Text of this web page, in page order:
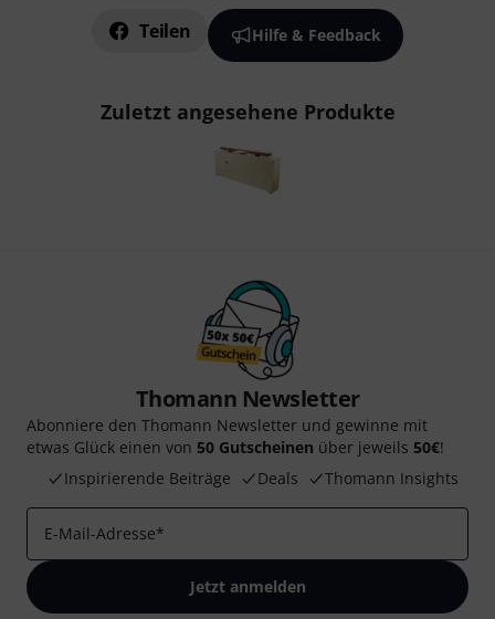
Teilen Hilfe & Feedback
Zuletzt angesehene Produkte
Thomann Newsletter
Abonniere den Thomann Newsletter und gewinne mit
etwas Glück einen von 50 Gutscheinen über jeweils 50€!
Inspirierende Beiträge
Deals Thomann Insights
E-Mail-Adresse*
Jetzt anmelden